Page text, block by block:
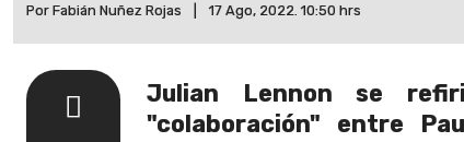
Por Fabián Nuñez Rojas 17 Ago, 2022. 10:50 hrs
Julian Lennon se
"colaboración" entre